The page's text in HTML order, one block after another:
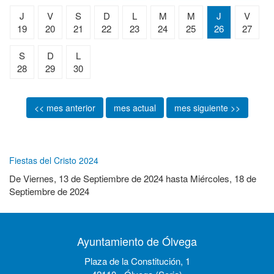
J
19
V
20
S
21
D
22
L
23
M
24
M
25
J
26
V
27
S
28
D
29
L
30
<< mes anterior mes actual mes siguiente >>
Fiestas del Cristo 2024
DeViernes, 13 de Septiembre de 2024 hasta Miércoles, 18 de
Septiembre de 2024
Ayuntamiento de Ólvega
Plaza de la Constitución, 1